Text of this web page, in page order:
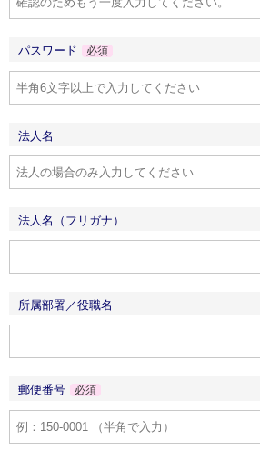
パスワード 必須
法人名
法人名（フリガナ）
所属部署／役職名
郵便番号 必須